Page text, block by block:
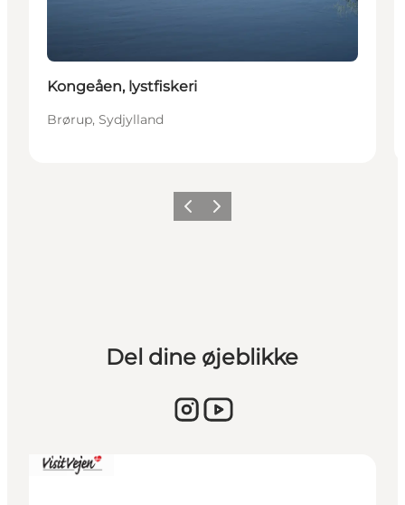
Kongeåen, lystfiskeri
Brørup, Sydjylland
Forrige billede
Næste billede
Del dine øjeblikke